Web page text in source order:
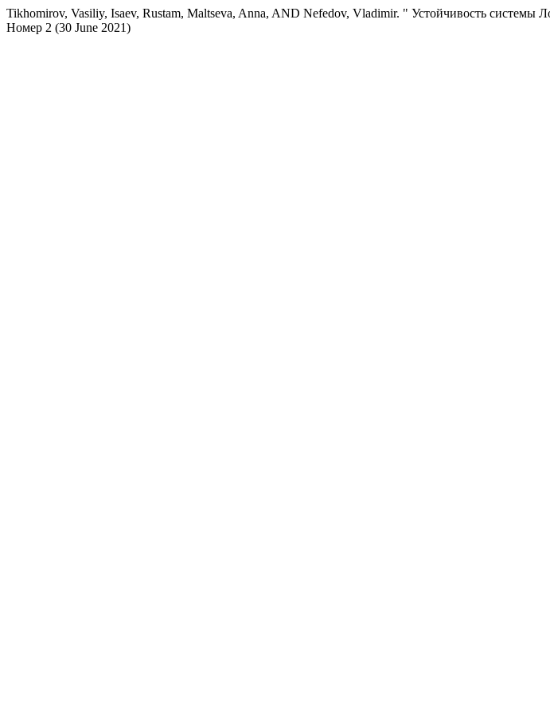
Tikhomirov, Vasiliy, Isaev, Rustam, Maltseva, Anna, AND Nefedov, Vladimir. " Устойчивость системы
Номер 2 (30 June 2021)